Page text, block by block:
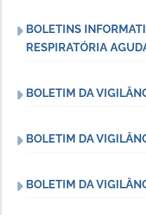
BOLETINS
RESPIRATÓRIA
BOLETIM DA
BOLETIM DA
BOLETIM DA